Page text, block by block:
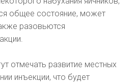
общее состояние, может
разовьются
отмечать развитие местных
инъекции, что будет